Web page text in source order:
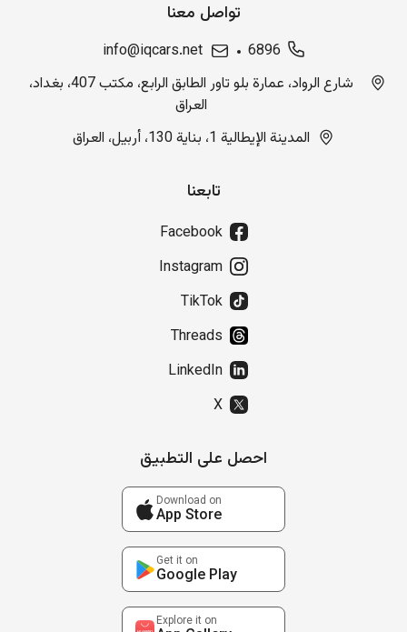
تواصل معنا
6896
info@iqcars.net
شارع الرواد، عمارة بلو تاور الطابق الرابع، مكتب 407، بغداد،
العراق
المدينة الإيطالية 1، بناية 130، أربيل، العراق
تابعنا
Facebook
Instagram
TikTok
Threads
LinkedIn
X
احصل على التطبيق
Download on
App Store
Get it on
Google Play
Explore it on